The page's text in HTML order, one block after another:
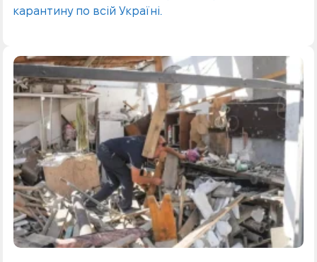
карантину по всій Україні.